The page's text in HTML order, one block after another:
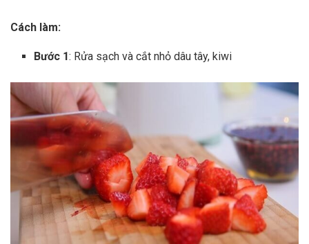
Cách làm:
Bước 1: Rửa sạch và cắt nhỏ dâu tây, kiwi